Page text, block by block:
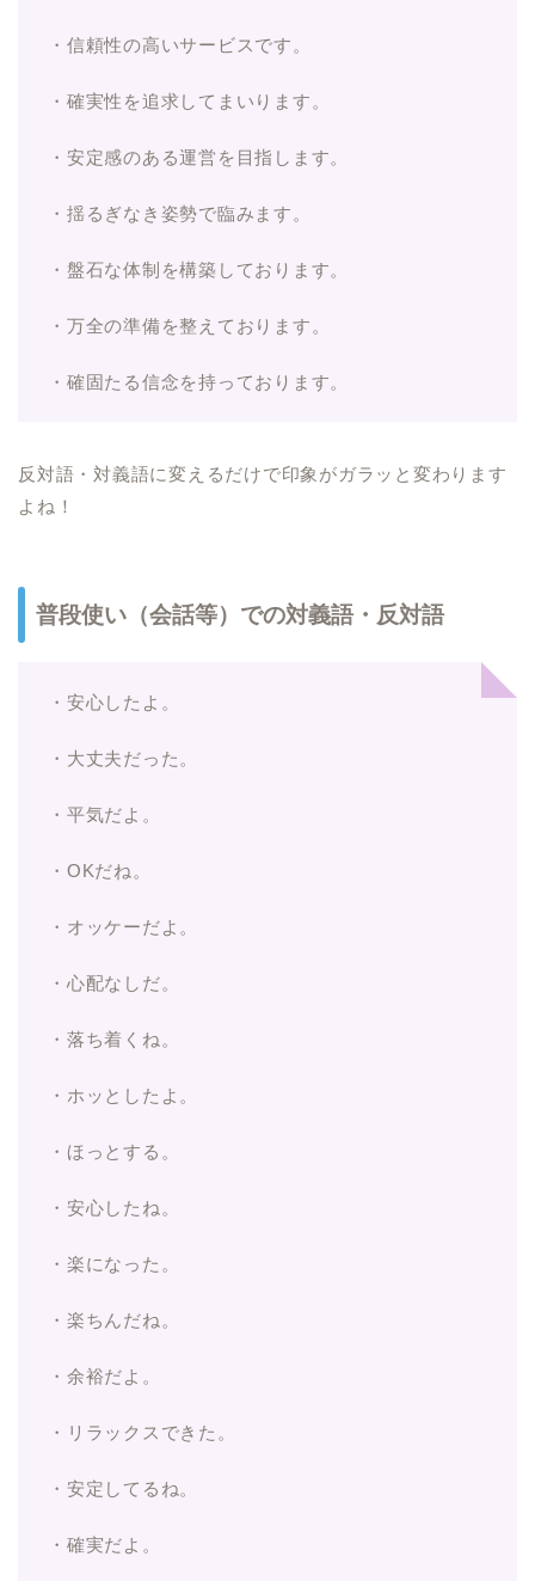
・信頼性の高いサービスです。
・確実性を追求してまいります。
・安定感のある運営を目指します。
・揺るぎなき姿勢で臨みます。
・盤石な体制を構築しております。
・万全の準備を整えております。
・確固たる信念を持っております。
反対語・対義語に変えるだけで印象がガラッと変わります
よね！
普段使い（会話等）での対義語・反対語
・安心したよ。
・大丈夫だった。
・平気だよ。
・OKだね。
・オッケーだよ。
・心配なしだ。
・落ち着くね。
・ホッとしたよ。
・ほっとする。
・安心したね。
・楽になった。
・楽ちんだね。
・余裕だよ。
・リラックスできた。
・安定してるね。
・確実だよ。